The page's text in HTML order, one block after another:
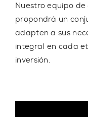
Nuestro equipo de
propondrá un
adapten a sus
integral en cada
inversión.